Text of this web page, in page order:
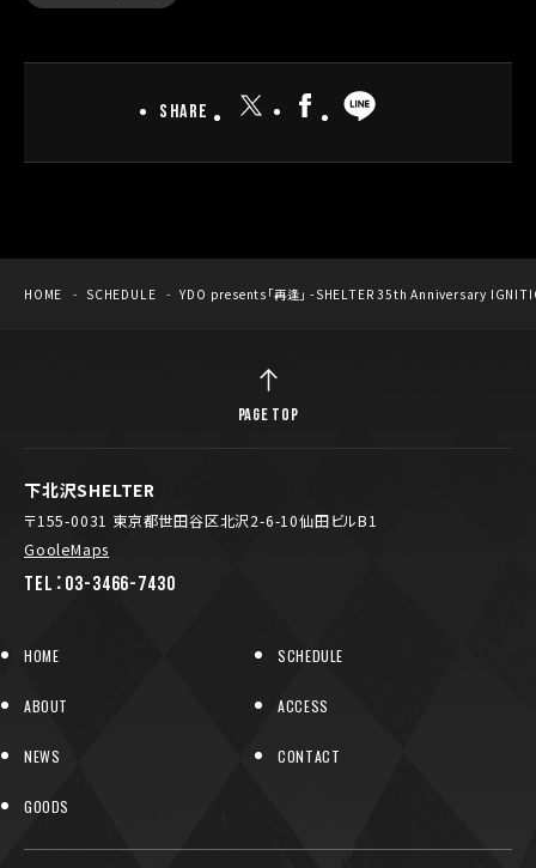
Share
HOME SCHEDULE YDO presents「再逢」 -SHELTER 35th Anniversary
下北沢SHELTER
〒155-0031 東京都世田谷区北沢2-6-10仙田ビルB1
GooleMaps
TEL：03-3466-7430
HOME SCHEDULE
ABOUT ACCESS
NEWS CONTACT
GOODS
PAGE TOP